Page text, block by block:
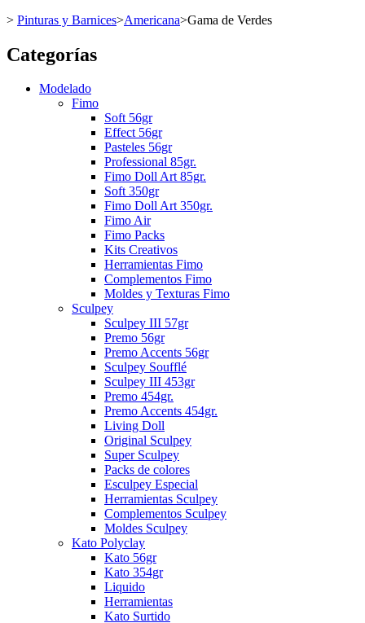
> Pinturas y Barnices>Americana>Gama de Verdes
Categorías
Modelado
Fimo
Soft 56gr
Effect 56gr
Pasteles 56gr
Professional 85gr.
Fimo Doll Art 85gr.
Soft 350gr
Fimo Doll Art 350gr.
Fimo Air
Fimo Packs
Kits Creativos
Herramientas Fimo
Complementos Fimo
Moldes y Texturas Fimo
Sculpey
Sculpey III 57gr
Premo 56gr
Premo Accents 56gr
Sculpey Soufflé
Sculpey III 453gr
Premo 454gr.
Premo Accents 454gr.
Living Doll
Original Sculpey
Super Sculpey
Packs de colores
Esculpey Especial
Herramientas Sculpey
Complementos Sculpey
Moldes Sculpey
Kato Polyclay
Kato 56gr
Kato 354gr
Liquido
Herramientas
Kato Surtido